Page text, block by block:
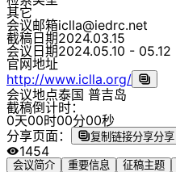
其它
会议邮箱iclla@iedrc.net
截稿日期2024.03.15
会议日期2024.05.10 - 05.12
官网地址
http://www.iclla.org/
会议地点泰国 普吉岛
截稿倒计时：
0天00时00分00秒
分享页面：
复制链接分享分享
1454
会议简介 重要信息 征稿主题